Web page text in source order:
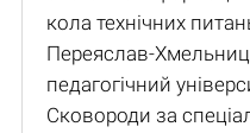
кола технічних
Переяслав-
педагогічний
Сковороди за